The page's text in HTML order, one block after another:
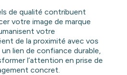
de qualité contribuent
votre image de marque
votre
de la proximité avec vos
lien de confiance durable,
l’attention en prise de
concret.